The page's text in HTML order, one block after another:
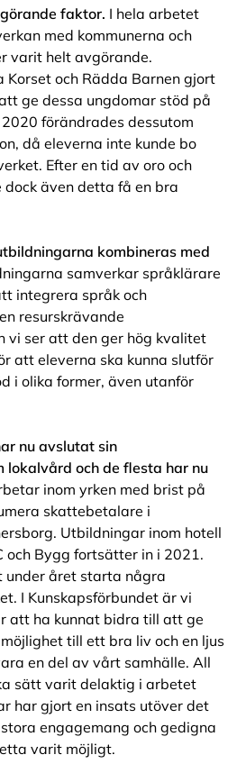
faktor. I hela arbetet
med kommunerna och
varit helt avgörande.
Korset och Rädda Barnen gjort
ge dessa ungdomar stöd på
förändrades dessutom
då eleverna inte kunde bo
Efter en tid av oro och
dock även detta få en bra
kombineras med
samverkar språklärare
integrera språk och
resurskrävande
vi ser att den ger hög kvalitet
att eleverna ska kunna slutför
i olika former, även utanför
nu avslutat sin
lokalvård och de flesta har nu
inom yrken med brist på
skattebetalare i
Utbildningar inom hotell
och Bygg fortsätter in i 2021.
året starta några
I Kunskapsförbundet är vi
att ha kunnat bidra till att ge
till ett bra liv och en ljus
en del av vårt samhälle. All
sätt varit delaktig i arbetet
har gjort en insats utöver det
engagemang och gedigna
varit möjligt.